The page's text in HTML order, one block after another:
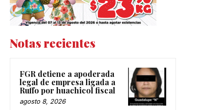
Notas recientes
FGR detiene a apoderada
legal de empresa ligada a
Ruffo por huachicol fiscal
agosto 8, 2026